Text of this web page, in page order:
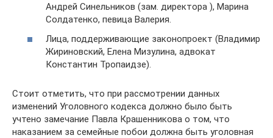
Андрей Синельников (зам. директора ), Марина
Солдатенко, певица Валерия.
Лица, поддерживающие законопроект (Владимир
Жириновский, Елена Мизулина, адвокат
Константин Тропаидзе).
Стоит отметить, что при рассмотрении данных
изменений Уголовного кодекса должно было быть
учтено замечание Павла Крашенникова о том, что
наказанием за семейные побои должна быть уголовная